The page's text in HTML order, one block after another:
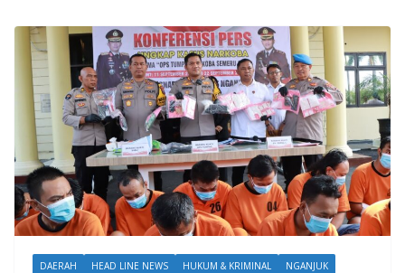
DAERAH HEAD LINE NEWS HUKUM & KRIMINAL NGANJUK